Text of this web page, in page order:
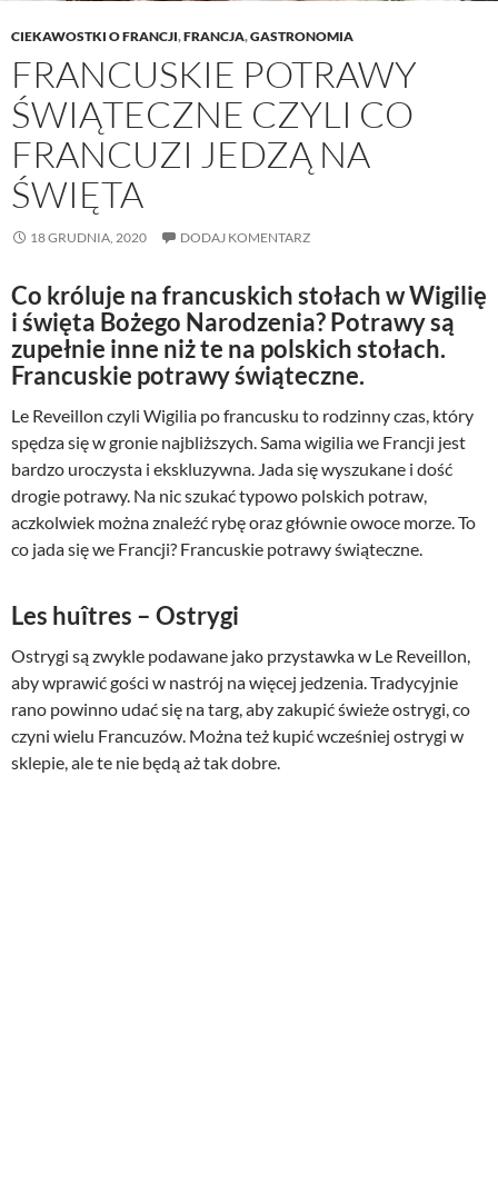
CIEKAWOSTKI O FRANCJI,FRANCJA,GASTRONOMIA
FRANCUSKIE POTRAWY
ŚWIĄTECZNE CZYLI CO
FRANCUZI JEDZĄ NA
ŚWIĘTA
18 GRUDNIA, 2020 DODAJ KOMENTARZ
Co króluje na francuskich stołach w Wigilię
i święta Bożego Narodzenia? Potrawy są
zupełnie inne niż te na polskich stołach.
Francuskie potrawy świąteczne.
Le Reveillon czyli Wigilia po francusku to rodzinny czas, który
spędza się w gronie najbliższych. Sama wigilia we Francji jest
bardzo uroczysta i ekskluzywna. Jada się wyszukane i dość
drogie potrawy. Na nic szukać typowo polskich potraw,
aczkolwiek można znaleźć rybę oraz głównie owoce morze. To
co jada się we Francji? Francuskie potrawy świąteczne.
Les huîtres – Ostrygi
Ostrygi są zwykle podawane jako przystawka w Le Reveillon,
aby wprawić gości w nastrój na więcej jedzenia. Tradycyjnie
rano powinno udać się na targ, aby zakupić świeże ostrygi, co
czyni wielu Francuzów. Można też kupić wcześniej ostrygi w
sklepie, ale te nie będą aż tak dobre.